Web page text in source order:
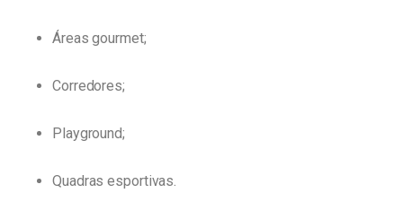
Áreas gourmet;
Corredores;
Playground;
Quadras esportivas.